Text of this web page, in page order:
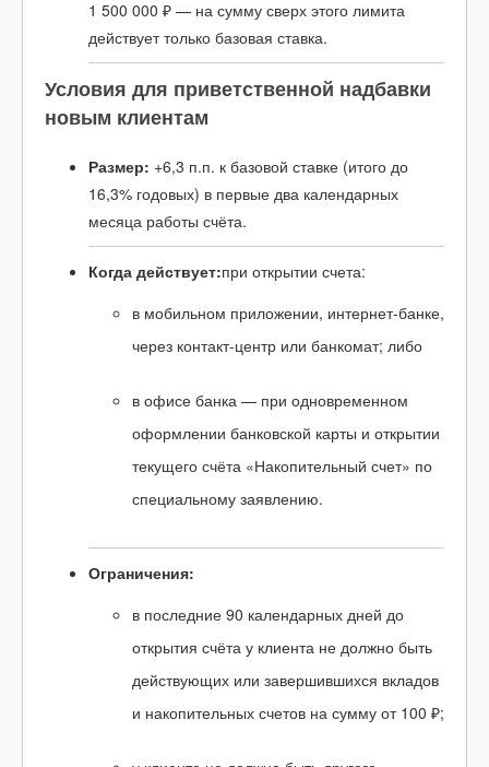
1 500 000 ₽ — на сумму сверх этого лимита
действует только базовая ставка.
Условия для приветственной надбавки
новым клиентам
Размер: +6,3 п.п. к базовой ставке (итого до
16,3% годовых) в первые два календарных
месяца работы счёта.
Когда действует:при открытии счета:
в мобильном приложении, интернет-банке,
через контакт-центр или банкомат; либо
в офисе банка — при одновременном
оформлении банковской карты и открытии
текущего счёта «Накопительный счет» по
специальному заявлению.
Ограничения:
в последние 90 календарных дней до
открытия счёта у клиента не должно быть
действующих или завершившихся вкладов
и накопительных счетов на сумму от 100 ₽;